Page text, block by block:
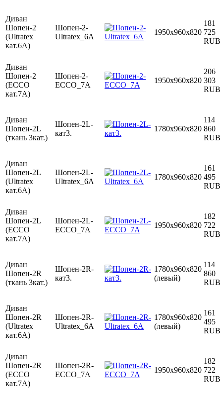
Диван
Шопен-2
(Ultratex
кат.6A)
Шопен-2-
Ultratex_6А
1950х960х820
181
725
RUB
Диван
Шопен-2
(ECCO
кат.7A)
Шопен-2-
ECCO_7А
1950х960х820
206
303
RUB
Диван
Шопен-2L
(ткань 3кат.)
Шопен-2L-
кат3.
1780х960х820
114
860
RUB
Диван
Шопен-2L
(Ultratex
кат.6A)
Шопен-2L-
Ultratex_6А
1780х960х820
161
495
RUB
Диван
Шопен-2L
(ECCO
кат.7A)
Шопен-2L-
ECCO_7А
1950х960х820
182
722
RUB
Диван
Шопен-2R
(ткань 3кат.)
Шопен-2R-
кат3.
1780х960х820
(левый)
114
860
RUB
Диван
Шопен-2R
(Ultratex
кат.6A)
Шопен-2R-
Ultratex_6А
1780х960х820
(левый)
161
495
RUB
Диван
Шопен-2R
(ECCO
кат.7A)
Шопен-2R-
ECCO_7А
1950х960х820
182
722
RUB